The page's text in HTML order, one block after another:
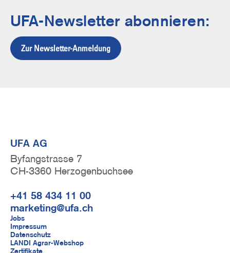
UFA-Newsletter abonnieren:
Zur Newsletter-Anmeldung
UFA AG
Byfangstrasse 7
CH-3360 Herzogenbuchsee
+41 58 434 11 00
marketing@ufa.ch
F
u
Jobs
Impressum
Datenschutz
LANDI Agrar-Webshop
Zertifikate